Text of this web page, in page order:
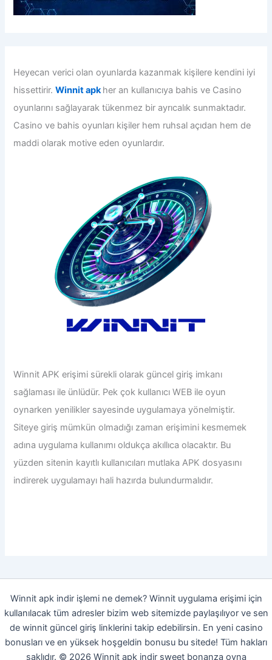
Heyecan verici olan oyunlarda kazanmak kişilere kendini iyi
hissettirir.Winnit apkher an kullanıcıya bahis ve Casino
oyunlarını sağlayarak tükenmez bir ayrıcalık sunmaktadır.
Casino ve bahis oyunları kişiler hem ruhsal açıdan hem de
maddi olarak motive eden oyunlardır.
Winnit APKerişimi sürekli olarak güncel giriş imkanı
sağlaması ile ünlüdür. Pek çok kullanıcı WEB ile oyun
oynarken yenilikler sayesinde uygulamaya yönelmiştir.
Siteye giriş mümkün olmadığı zaman erişimini kesmemek
adına uygulama kullanımı oldukça akıllıca olacaktır. Bu
yüzden sitenin kayıtlı kullanıcıları mutlaka APK dosyasını
indirerek uygulamayı hali hazırda bulundurmalıdır.
Winnit apk indir işlemi ne demek? Winnit uygulama erişimi için
kullanılacak tüm adresler bizim web sitemizde paylaşılıyor ve sen
de winnit güncel giriş linklerini takip edebilirsin. En yeni casino
bonusları ve en yüksek hoşgeldin bonusu bu sitede! Tüm hakları
saklıdır. © 2026 Winnit apk indir sweet bonanza oyna